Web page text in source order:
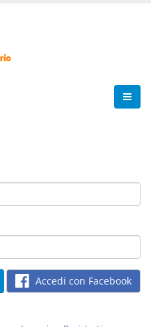
Accedi con Facebook